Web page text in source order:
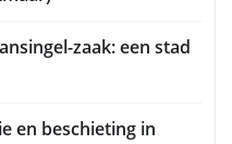
zaak: een stad
en beschieting in